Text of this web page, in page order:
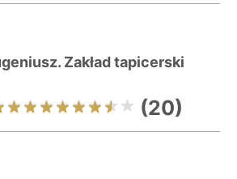
Zakład tapicerski
(20)